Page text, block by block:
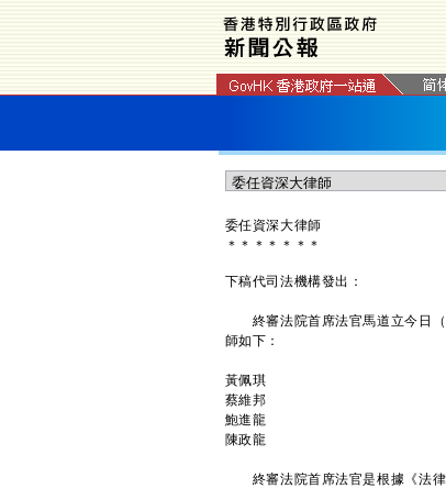
委任資深大律師
＊ ＊ ＊ ＊ ＊ ＊ ＊
下稿代司法機構發出：
終審法院首席法官馬道立今日（
師如下：
黃佩琪
蔡維邦
鮑進龍
陳政龍
終審法院首席法官是根據《法律